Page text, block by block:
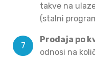
takve na
(stalni
Prodaja po
odnosi na